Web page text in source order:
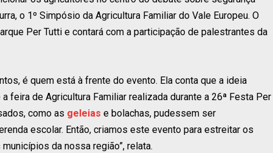
o 1º Simpósio da Agricultura Familiar do Vale Europeu. O
Per Tutti e contará com a participação de palestrantes da
é quem está à frente do evento. Ela conta que a ideia
feira de Agricultura Familiar realizada durante a 26ª Festa Per
como as geleias e bolachas, pudessem ser
escolar. Então, criamos este evento para estreitar os
da nossa região”, relata.